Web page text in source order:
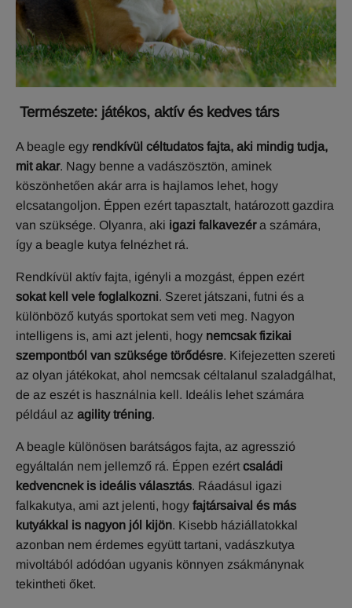
Természete: játékos, aktív és kedves társ
A beagle egy rendkívül céltudatos fajta, aki mindig tudja,
mit akar. Nagy benne a vadászösztön, aminek
köszönhetően akár arra is hajlamos lehet, hogy
elcsatangoljon. Éppen ezért tapasztalt, határozott gazdira
van szüksége. Olyanra, aki igazi falkavezéra számára,
így a beagle kutya felnézhet rá.
Rendkívül aktív fajta, igényli a mozgást, éppen ezért
sokat kell vele foglalkozni. Szeret játszani, futni és a
különböző kutyás sportokat sem veti meg. Nagyon
intelligens is, ami azt jelenti, hogy nemcsak fizikai
szempontból van szüksége törődésre. Kifejezetten szereti
az olyan játékokat, ahol nemcsak céltalanul szaladgálhat,
de az eszét is használnia kell. Ideális lehet számára
például az agility tréning.
A beagle különösen barátságos fajta, az agresszió
egyáltalán nem jellemző rá. Éppen ezért családi
kedvencnek is ideális választás. Ráadásul igazi
falkakutya, ami azt jelenti, hogy fajtársaival és más
kutyákkal is nagyon jól kijön. Kisebb háziállatokkal
azonban nem érdemes együtt tartani, vadászkutya
mivoltából adódóan ugyanis könnyen zsákmánynak
tekintheti őket.